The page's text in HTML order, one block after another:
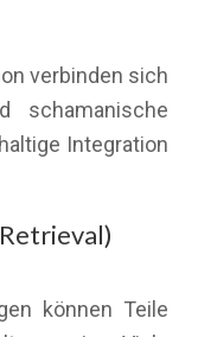
verbinden sich
schamanische
Integration
können Teile